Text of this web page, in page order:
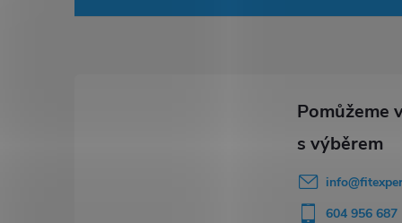
i
info@
604 956 687